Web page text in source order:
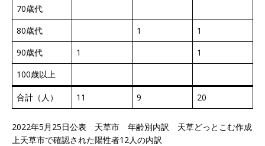
70歳代
80歳代
1
1
90歳代
1
1
100歳以上
合計（人） 11 9 20
2022年5月25日公表 天草市 年齢別内訳 天草どっとこむ作成
上天草市で確認された陽性者12人の内訳